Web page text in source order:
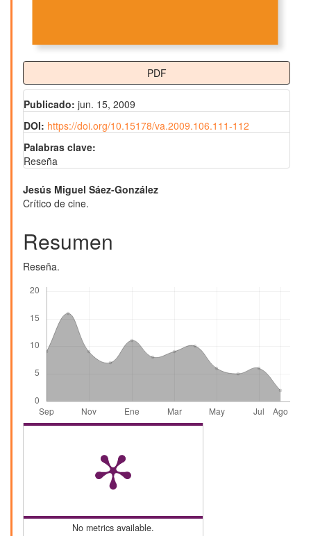
PDF
Publicado: jun. 15, 2009
DOI: https://doi.org/10.15178/va.2009.106.111-112
Palabras clave:
Reseña
Contenido
principal
del
artículo
Jesús Miguel Sáez-González
Crítico de cine.
Resumen
Reseña.
No metrics available.